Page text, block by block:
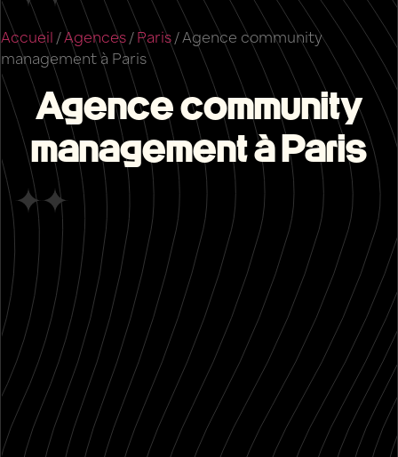
Accueil /Agences/Paris/Agence community
management à Paris
Agence community
management à Paris